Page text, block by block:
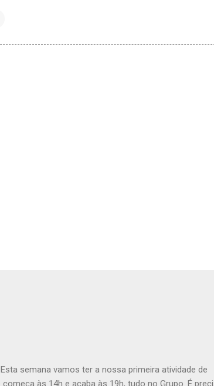
semana vamos ter a nossa primeira atividade de
às 14h e acaba às 19h, tudo no Grupo. É